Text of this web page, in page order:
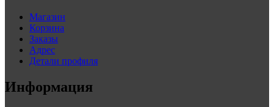
Магазин
Корзина
Заказы
Адрес
Детали профиля
Информация